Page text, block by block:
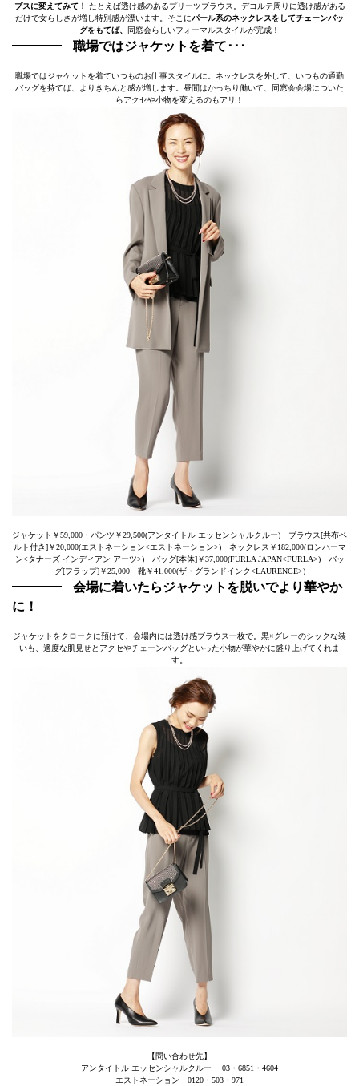
プスに変えてみて！
たとえば透け感のあるプリーツブラウス。デコルテ周りに透け感がある
だけで女らしさが増し特別感が漂います。そこにパール系のネックレスをしてチェーンバッ
グをもてば、
同窓会らしいフォーマルスタイルが完成！
職場ではジャケットを着て･･･
職場ではジャケットを着ていつものお仕事スタイルに。ネックレスを外して、いつもの通勤
バッグを持てば、よりきちんと感が増します。昼間はかっちり働いて、同窓会会場についた
らアクセや小物を変えるのもアリ！
ジャケット￥59,000・パンツ￥29,500(アンタイトル エッセンシャルクルー) ブラウス[共布ベ
ルト付き]￥20,000(エストネーション<エストネーション>) ネックレス￥182,000(ロンハーマ
ン<タナーズ インディアン アーツ>) バッグ[本体]￥37,000(FURLA JAPAN<FURLA>) バッ
グ[フラップ]￥25,000 靴￥41,000(ザ・グランドインク<LAURENCE>)
会場に着いたらジャケットを脱いでより華やか
に！
ジャケットをクロークに預けて、会場内には透け感ブラウス一枚で。黒×グレーのシックな装
いも、適度な肌見せとアクセやチェーンバッグといった小物が華やかに盛り上げてくれま
す。
【問い合わせ先】
アンタイトル エッセンシャルクルー 03・6851・4604
エストネーション 0120・503・971